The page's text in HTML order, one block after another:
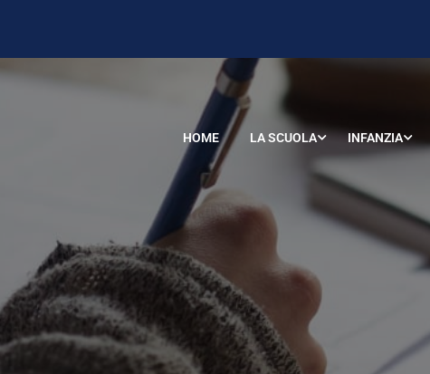
HOME LA SCUOLA INFANZIA